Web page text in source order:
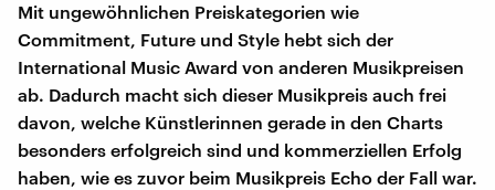
Mit ungewöhnlichen Preiskategorien wie
Commitment, Future und Style hebt sich der
International Music Award von anderen Musikpreisen
ab. Dadurch macht sich dieser Musikpreis auch frei
davon, welche Künstlerinnen gerade in den Charts
besonders erfolgreich sind und kommerziellen Erfolg
haben, wie es zuvor beim Musikpreis Echo der Fall war.